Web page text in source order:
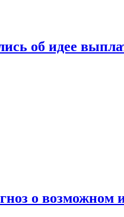
об идее
о